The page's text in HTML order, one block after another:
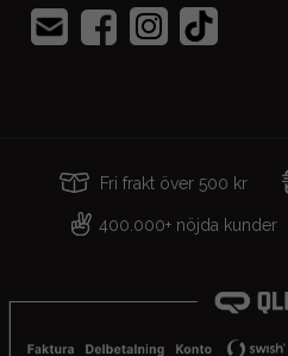
Fri frakt över 500 kr
400.000+ nöjda kunder